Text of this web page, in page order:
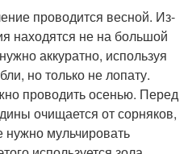
проводится весной. Из-
находятся не на большой
аккуратно, используя
но только не лопату.
проводить осенью. Перед
очищается от сорняков,
нужно мульчировать